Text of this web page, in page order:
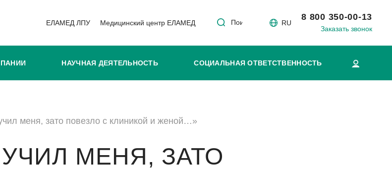
ЕЛАМЕД ЛПУ Медицинский центр ЕЛАМЕД Поиск RU
8 800 350-00-13
Заказать звонок
НАУЧНАЯ ДЕЯТЕЛЬНОСТЬ СОЦИАЛЬНАЯ ОТВЕТСТВЕННОСТЬ
меня, зато повезло с клиникой и женой…»
МЕНЯ, ЗАТО